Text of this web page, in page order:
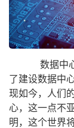
数据中
了建设数据中
现如今，人们
心，这一点不
明，这个世界